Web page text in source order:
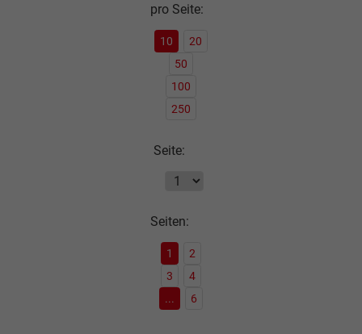
pro Seite:
10
20
50
100
250
Seite:
Seiten:
1
2
3
4
...
6